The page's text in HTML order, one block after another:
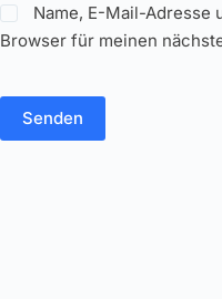
Name, E-Mail-Adresse
Browser für meinen
Senden